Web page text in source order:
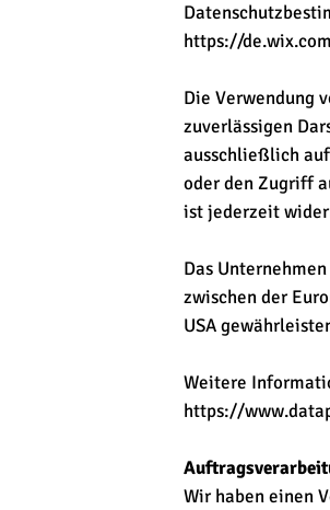
https://
Die Verwendung
zuverlässigen
ausschließlich auf
oder den Zugriff
ist jederzeit
Das
zwischen der
USA
Weitere
https://
Wir haben einen